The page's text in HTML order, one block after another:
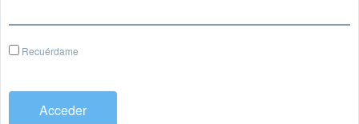
Recuérdame
Acceder